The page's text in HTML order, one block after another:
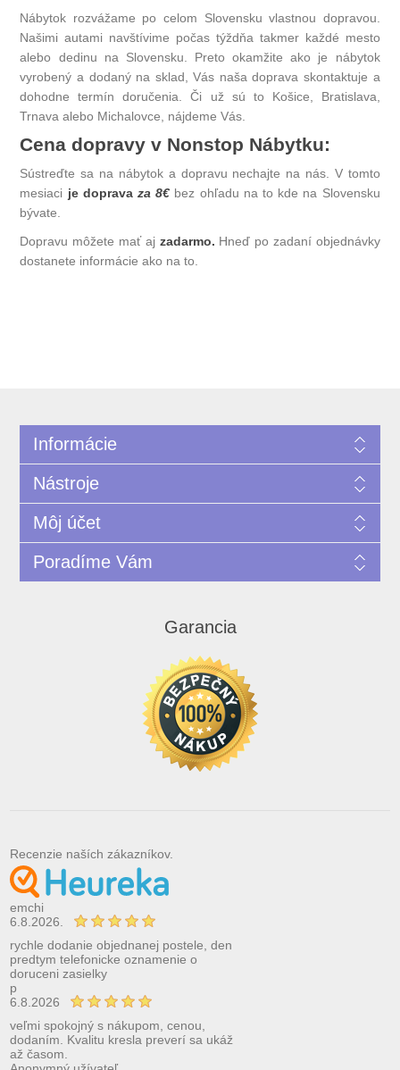
Nábytok rozvážame po celom Slovensku vlastnou dopravou.
Našimi autami navštívime počas týždňa takmer každé mesto
alebo dedinu na Slovensku. Preto okamžite ako je nábytok
vyrobený a dodaný na sklad, Vás naša doprava skontaktuje a
dohodne termín doručenia. Či už sú to Košice, Bratislava,
Trnava alebo Michalovce, nájdeme Vás.
Cena dopravy v Nonstop Nábytku:
Sústreďte sa na nábytok a dopravu nechajte na nás. V tomto
mesiaci je dopravaza 8€bez ohľadu na to kde na Slovensku
bývate.
Dopravu môžete mať aj zadarmo. Hneď po zadaní objednávky
dostanete informácie ako na to.
Informácie
Nástroje
Môj účet
Poradíme Vám
Garancia
Recenzie naších zákazníkov.
emchi
6.8.2026.
rychle dodanie objednanej postele, den
predtym telefonicke oznamenie o
doruceni zasielky
p
6.8.2026
veľmi spokojný s nákupom, cenou,
dodaním. Kvalitu kresla preverí sa ukáž
až časom.